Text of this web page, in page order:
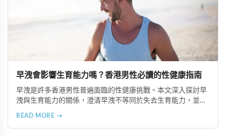
早洩會影響生育能力嗎？香港男性必讀的性健康指南
早洩是許多香港男性普遍面臨的性健康挑戰。本文深入探討早
洩與生育能力的關係，澄清早洩不等同於失去生育能力，並提
READ MORE →